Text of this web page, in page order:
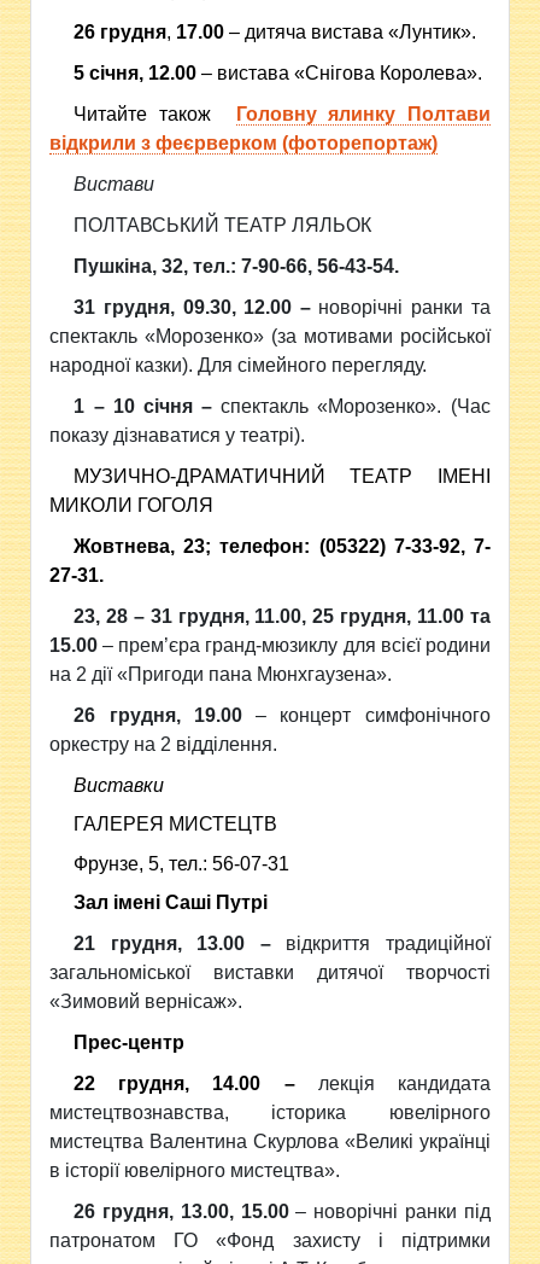
26 грудня, 17.00 – дитяча вистава «Лунтик».
5 січня, 12.00 – вистава «Снігова Королева».
Читайте також
Головну ялинку Полтави
відкрили з феєрверком (фоторепортаж)
Вистави
ПОЛТАВСЬКИЙ ТЕАТР ЛЯЛЬОК
Пушкіна, 32, тел.: 7-90-66, 56-43-54.
31 грудня, 09.30, 12.00 – новорічні ранки та
спектакль «Морозенко» (за мотивами російської
народної казки). Для сімейного перегляду.
1 – 10 січня –спектакль «Морозенко». (Час
показу дізнаватися у театрі).
МУЗИЧНО-ДРАМАТИЧНИЙ ТЕАТР ІМЕНІ
МИКОЛИ ГОГОЛЯ
Жовтнева, 23; телефон: (05322) 7-33-92, 7-
27-31.
23, 28 – 31 грудня, 11.00, 25 грудня, 11.00 та
15.00 – прем’єра гранд-мюзиклу для всієї родини
на 2 дії «Пригоди пана Мюнхгаузена».
26 грудня, 19.00
– концерт симфонічного
оркестру на 2 відділення.
Ви­став­ки
ГА­ЛЕ­РЕЯ МИ­С­ТЕЦТВ
Фрун­зе, 5, тел.: 56-07-31
Зал імені Саші Путрі
21 грудня, 13.00 – відкриття традиційної
загальноміської виставки дитячої творчості
«Зимовий вернісаж».
Прес-центр
22 грудня, 14.00 –
лекція кандидата
мистецтвознавства, історика ювелірного
мистецтва Валентина Скурлова «Великі українці
в історії ювелірного мистецтва».
26 грудня, 13.00, 15.00– новорічні ранки під
патронатом ГО «Фонд захисту і підтримки